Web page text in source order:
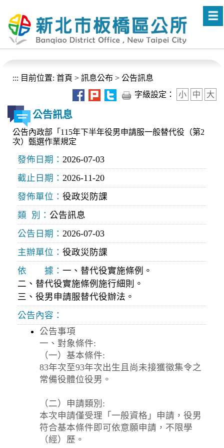
::: 目前位置: 首頁 > 訊息公布 > 公告訊息
字級設定：
小 中 大
公告訊息
公告內政部「115年下半年役男申請服一般替代役（第2
次）甄選作業規定
發佈日期： 2026-07-03
截止日期： 2026-11-20
發佈單位： 役政災防課
類 別： 公告訊息
公告日期： 2026-07-03
主辦單位： 役政災防課
依 據： 一、替代役實施條例。
二、替代役實施條例施行細則。
三、役男申請服替代役辦法。
公告內容：
公告事項
一、對象條件:
（一）基本條件:
83年次至93年次出生且尚未接獲徵集令之
常備役體位役男。
（二）申請類別:
本次申請僅受理「一般資格」申請，役男
符合基本條件即可依意願申請，不限學
（經）歷。